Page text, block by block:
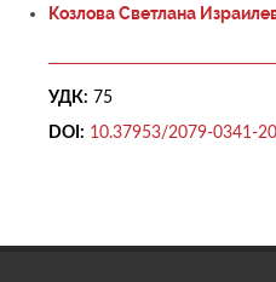
Козлова Светлана
УДК: 75
DOI: 10.37953/2079-0341-